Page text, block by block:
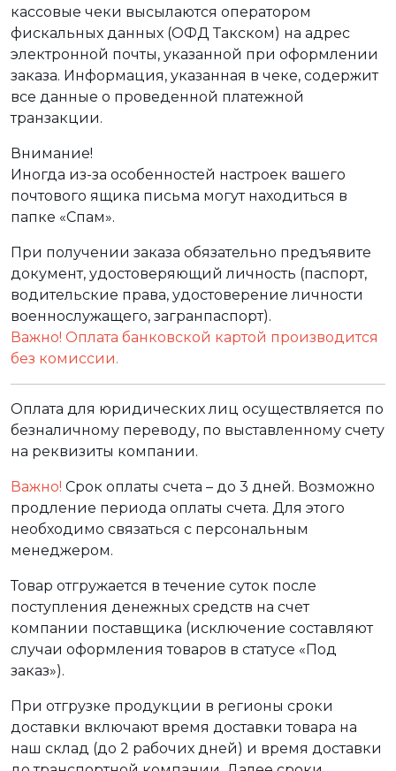
кассовые чеки высылаются оператором
фискальных данных (ОФД Такском) на адрес
электронной почты, указанной при оформлении
заказа. Информация, указанная в чеке, содержит
все данные о проведенной платежной
транзакции.
Внимание!
Иногда из-за особенностей настроек вашего
почтового ящика письма могут находиться в
папке «Спам».
При получении заказа обязательно предъявите
документ, удостоверяющий личность (паспорт,
водительские права, удостоверение личности
военнослужащего, загранпаспорт).
Важно! Оплата банковской картой производится
без комиссии.
Оплата для юридических лиц осуществляется по
безналичному переводу, по выставленному счету
на реквизиты компании.
Важно! Срок оплаты счета – до 3 дней. Возможно
продление периода оплаты счета. Для этого
необходимо связаться с персональным
менеджером.
Товар отгружается в течение суток после
поступления денежных средств на счет
компании поставщика (исключение составляют
случаи оформления товаров в статусе «Под
заказ»).
При отгрузке продукции в регионы сроки
доставки включают время доставки товара на
наш склад (до 2 рабочих дней) и время доставки